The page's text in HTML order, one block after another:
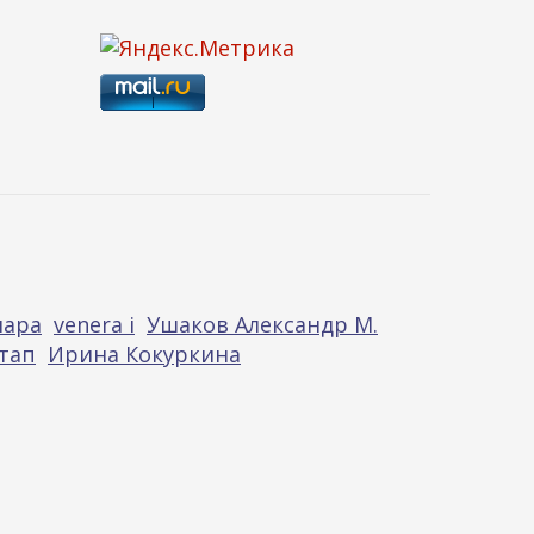
venera i Ушаков Александр М.
Ирина Кокуркина